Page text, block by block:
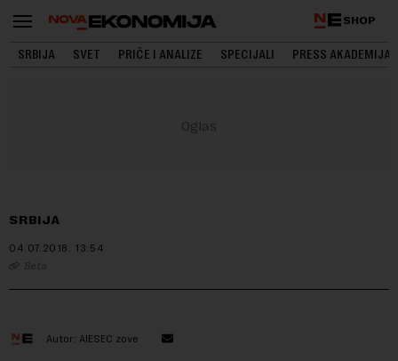
SHOP
SRBIJA SVET PRIČE I ANALIZE SPECIJALI PRESS AKADEMIJA
SRBIJA
04.07.2018. 13:54
Beta
Autor: AIESEC zove